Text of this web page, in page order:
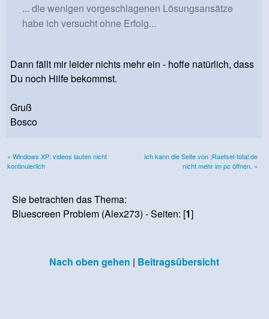
... die wenigen vorgeschlagenen Lösungsansätze
habe ich versucht ohne Erfolg...
Dann fällt mir leider nichts mehr ein - hoffe natürlich, dass
Du noch Hilfe bekommst.
Gruß
Bosco
« Windows XP: videos laufen nicht
kontinuierlich
Ich kann die Seite von ;Raetsel-total.de
nicht mehr im pc öffnen. »
Sie betrachten das Thema:
Bluescreen Problem (Alex273) - Seiten: [1]
Nach oben gehen | Beitragsübersicht